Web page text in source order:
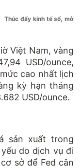
Thúc đẩy kinh tế số, mở
Việt Nam, vàng
USD/ounce,
cao nhất lịch
kỳ hạn tháng
USD/ounce.
sản xuất trong
do dịch vụ đi
sở để Fed cân